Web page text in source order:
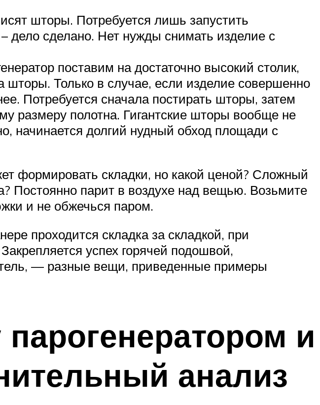
шторы. Потребуется лишь запустить
дело сделано. Нет нужды снимать изделие с
поставим на достаточно высокий столик,
шторы. Только в случае, если изделие совершенно
Потребуется сначала постирать шторы, затем
размеру полотна. Гигантские шторы вообще не
начинается долгий нудный обход площади с
формировать складки, но какой ценой? Сложный
Постоянно парит в воздухе над вещью. Возьмите
и не обжечься паром.
проходится складка за складкой, при
успех горячей подошвой,
— разные вещи, приведенные примеры
и
анализ